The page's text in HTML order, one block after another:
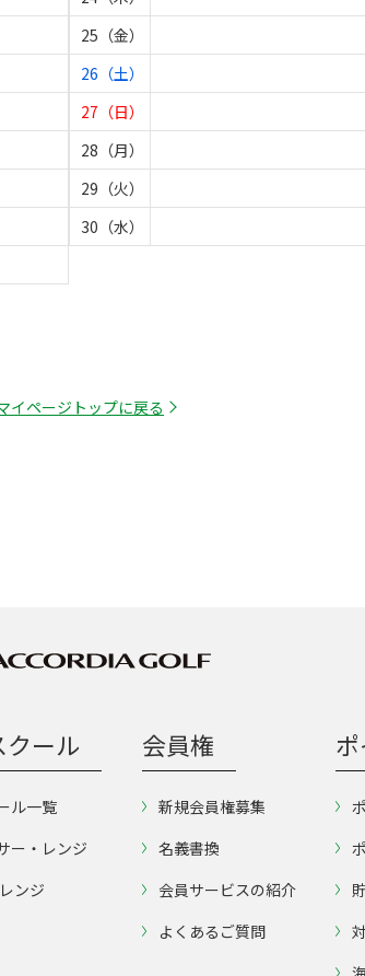
25（金）
26（土）
27（日）
28（月）
29（火）
30（水）
イページトップに戻る
ール
ル一覧
ー・レンジ
ンジ
会員権
新規会員権募集
名義書換
会員サービスの紹介
よくあるご質問